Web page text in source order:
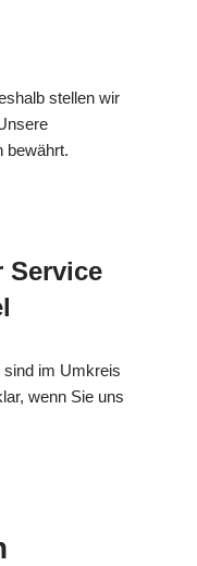
stellen wir
bewährt.
Service
sind im Umkreis
wenn Sie uns